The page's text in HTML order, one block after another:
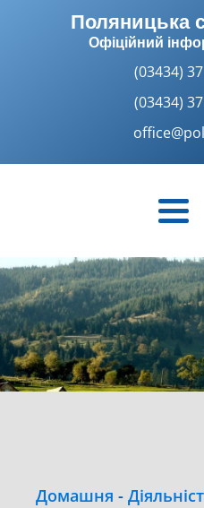
Поляницька
Офіційний
(03434)
(03434)
Домашня -